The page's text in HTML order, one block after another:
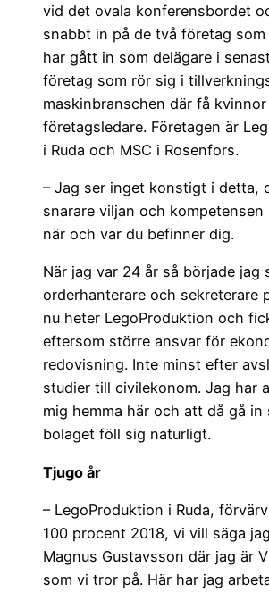
vid det ovala konferensbordet
snabbt in på de två företag
har gått in som delägare i
företag som rör sig i
maskinbranschen där få
företagsledare. Företagen är
i Ruda och MSC i Rosenfors.
– Jag ser inget konstigt i detta,
snarare viljan och kompetensen
när och var du befinner dig.
När jag var 24 år så började jag
orderhanterare och sekreterare
nu heter LegoProduktion och
eftersom större ansvar för
redovisning. Inte minst efter
studier till civilekonom. Jag har
mig hemma här och att då gå in
bolaget föll sig naturligt.
Tjugo år
– LegoProduktion i Ruda,
100 procent 2018, vi vill säga
Magnus Gustavsson där jag är
som vi tror på. Här har jag